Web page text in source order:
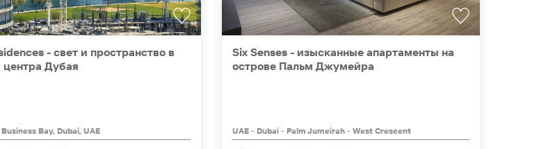
- свет и пространство в
Дубая
Bay, Dubai, UAE
Six Senses - изысканные апартаменты на
острове Пальм Джумейра
UAE - Dubai - Palm Jumeirah - West Crescent